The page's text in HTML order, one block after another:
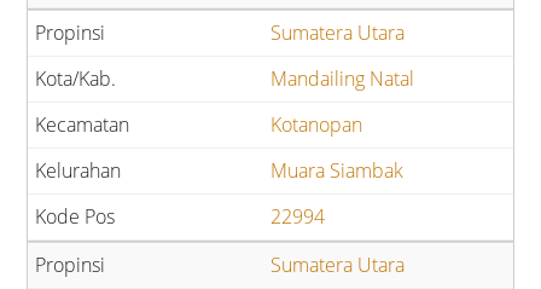
Sumatera Utara
Mandailing Natal
Kotanopan
Muara Siambak
22994
Sumatera Utara